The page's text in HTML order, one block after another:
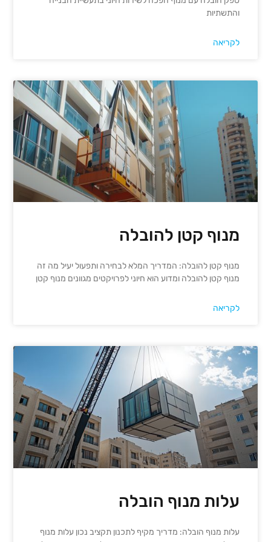
והתשתיות
לקריאה
מנוף קטן להובלה
מנוף קטן להובלה: המדריך המלא לבחירה ותפעול יעיל מה זה
מנוף קטן להובלה ומדוע הוא חיוני לפרויקטים מגוונים מנוף קטן
לקריאה
עלות מנוף הובלה
עלות מנוף הובלה: מדריך מקיף לתכנון תקציב נכון עלות מנוף